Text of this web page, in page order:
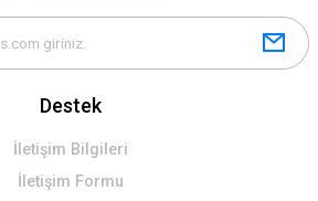
Destek
İletişim Bilgileri
İletişim Formu